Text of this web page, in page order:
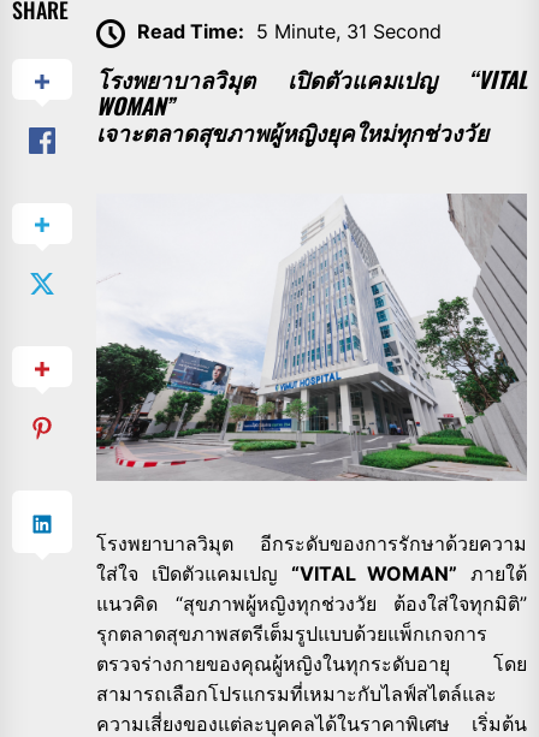
SHARE
Read Time: 5 Minute, 31 Second
โรงพยาบาลวิมุต เปิดตัวแคมเปญ “VITAL
WOMAN”
เจาะตลาดสุขภาพผู้หญิงยุคใหม่ทุกช่วงวัย
โรงพยาบาลวิมุต อีกระดับของการรักษาด้วยความ
ใส่ใจ เปิดตัวแคมเปญ “VITAL WOMAN” ภายใต้
แนวคิด “สุขภาพผู้หญิงทุกช่วงวัย ต้องใส่ใจทุกมิติ”
รุกตลาดสุขภาพสตรีเต็มรูปแบบด้วยแพ็กเกจการ
ตรวจร่างกายของคุณผู้หญิงในทุกระดับอายุ โดย
สามารถเลือกโปรแกรมที่เหมาะกับไลฟ์สไตล์และ
ความเสี่ยงของแต่ละบุคคลได้ในราคาพิเศษ เริ่มต้น